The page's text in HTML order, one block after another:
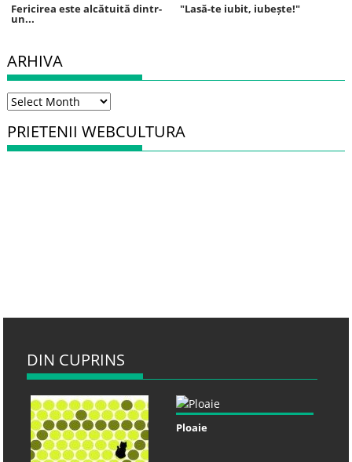
Fericirea este alcătuită dintr-
un...
"Lasă-te iubit, iubește!"
ARHIVA
Arhiva
PRIETENII WEBCULTURA
DIN CUPRINS
Ploaie